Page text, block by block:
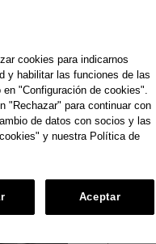
cookies para indicarnos
y habilitar las funciones de las
"Configuración de cookies".
"Rechazar" para continuar con
de datos con socios y las
y nuestra Política de
Aceptar